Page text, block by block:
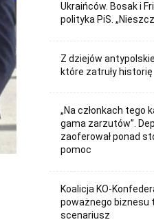
Ukraińców. Bosak i
polityka PiS.
Z dziejów
które zatruły historię
„Na członkach tego
gama zarzutów”.
zaoferował ponad
pomoc
Koalicja KO-
poważnego biznesu
scenariusz